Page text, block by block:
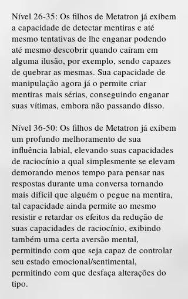
Nível 26-35: Os filhos de Metatron já exibem
a capacidade de detectar mentiras e até
mesmo tentativas de lhe enganar podendo
até mesmo descobrir quando caíram em
alguma ilusão, por exemplo, sendo capazes
de quebrar as mesmas. Sua capacidade de
manipulação agora já o permite criar
mentiras mais sérias, conseguindo enganar
suas vítimas, embora não passando disso.
Nível 36-50: Os filhos de Metatron já exibem
um profundo melhoramento de sua
influência labial, elevando suas capacidades
de raciocínio a qual simplesmente se elevam
demorando menos tempo para pensar nas
respostas durante uma conversa tornando
mais difícil que alguém o pegue na mentira,
tal capacidade ainda permite ao mesmo
resistir e retardar os efeitos da redução de
suas capacidades de raciocínio, exibindo
também uma certa aversão mental,
permitindo com que seja capaz de controlar
seu estado emocional/sentimental,
permitindo com que desfaça alterações do
tipo.